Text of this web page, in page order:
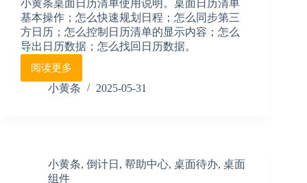
小黄条桌面日历清单使用说明。桌面日历清单
基本操作；怎么快速规划日程；怎么同步第三
方日历；怎么控制日历清单的显示内容；怎么
导出日历数据；怎么找回日历数据。
阅读更多
4.
小
历
小黄条 2025-05-31
小黄条, 倒计日 , 帮助中心, 桌面待办, 桌面
组件